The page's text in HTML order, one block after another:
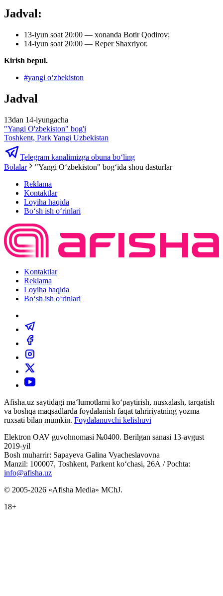
Jadval:
13-iyun soat 20:00 — xonanda Botir Qodirov;
14-iyun soat 20:00 — Reper Shaxriyor.
Kirish bepul.
#yangi oʻzbekiston
Jadval
13dan 14-iyungacha
"Yangi O'zbekiston" bog'i
Toshkent, Park Yangi Uzbekistan
Telegram kanalimizga obuna bo‘ling
Bolalar
"Yangi Oʻzbekiston" bogʻida shou dasturlar
Reklama
Kontaktlar
Loyiha haqida
Bo‘sh ish o‘rinlari
Kontaktlar
Reklama
Loyiha haqida
Bo‘sh ish o‘rinlari
Afisha.uz saytidagi ma‘lumotlarni ko‘paytirish, nusxalash, tarqatish
va boshqa maqsadlarda foydalanish faqat tahririyatning yozma
ruxsati bilan mumkin. Foydalanuvchi kelishuvi
Elektron OAV guvohnomasi №0400. Berilgan sanasi 13-avgust
2019-yil
Bosh muharrir: Sapayeva Galina Vyacheslavovna
Manzil: 100007, Toshkent, Parkent ko‘chasi, 26А / Pochta:
info@afisha.uz
© 2005-2026 «Afisha Media» MChJ.
18+